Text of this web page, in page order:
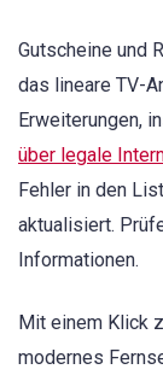
Gutscheine und
das lineare TV-
Erweiterungen,
über legale
Fehler in den
aktualisiert.
Informationen.
Mit einem Klick
modernes